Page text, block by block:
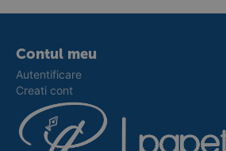
Contul meu
Autentificare
Creati cont